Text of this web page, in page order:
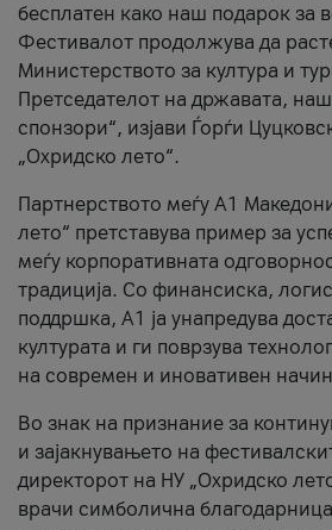
бесплатен како наш подарок за
Фестивалот продолжува да
Министерството за култура и
Претседателот на државата,
спонзори“, изјави Ѓорѓи
„Охридско лето“.
Партнерството меѓу A1
лето“ претставува пример за
меѓу корпоративната
традиција. Со финансиска,
поддршка, A1 ја унапредува
културата и ги поврзува
на современ и иновативен
Во знак на признание за
и зајакнувањето на
директорот на НУ „Охридско
врачи симболична